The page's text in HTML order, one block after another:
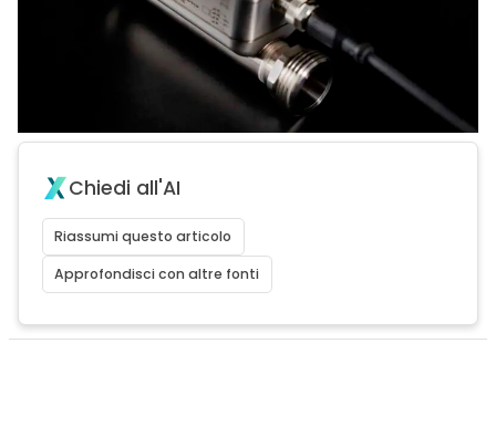
Chiedi all'AI
Riassumi questo articolo
Approfondisci con altre fonti